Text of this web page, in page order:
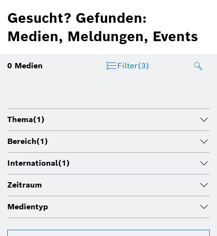
Gesucht? Gefunden:
Medien, Meldungen, Events
0 Medien Filter(3)
Thema(1)
Bereich(1)
International(1)
Zeitraum
Medientyp